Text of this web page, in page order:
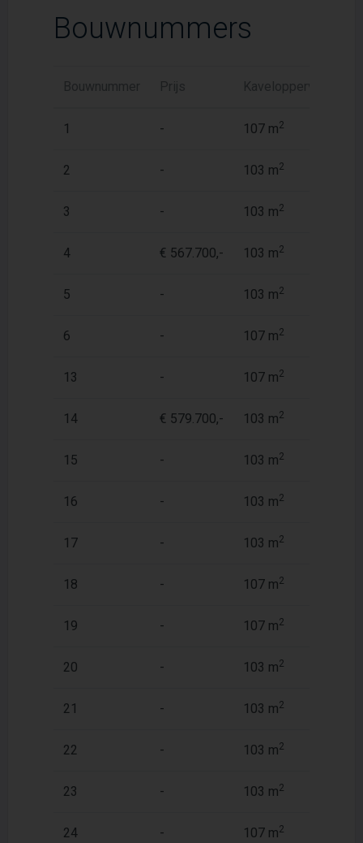
Bouwnummers
Bouwnummer Prijs Kaveloppervlak
1 - 107 m2
2 - 103 m2
3 - 103 m2
4 € 567.700,- 103 m2
5 - 103 m2
6 - 107 m2
13 - 107 m2
14 € 579.700,- 103 m2
15 - 103 m2
16 - 103 m2
17 - 103 m2
18 - 107 m2
19 - 107 m2
20 - 103 m2
21 - 103 m2
22 - 103 m2
23 - 103 m2
24 - 107 m2